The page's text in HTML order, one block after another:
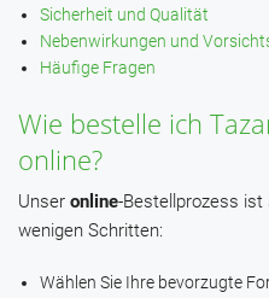
Sicherheit und Qualität
Nebenwirkungen und
Häufige Fragen
Wie bestelle ich
online?
Unser online-Bestellprozess
wenigen Schritten:
Wählen Sie Ihre bevorzugte